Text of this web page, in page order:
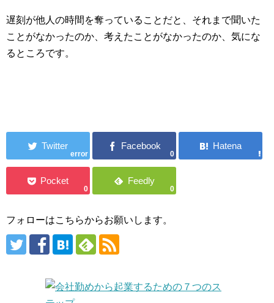
遅刻が他人の時間を奪っていることだと、それまで聞いた
ことがなかったのか、考えたことがなかったのか、気にな
るところです。
error 0
0 0
フォローはこちらからお願いします。